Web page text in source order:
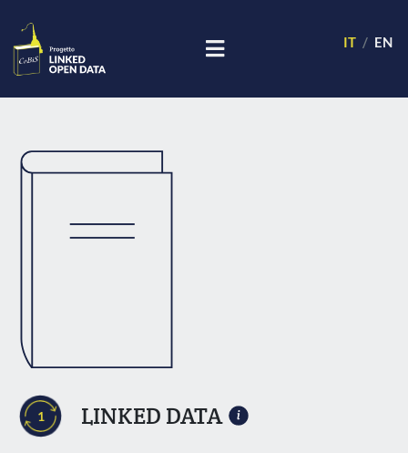
IT EN
1 LINKED DATA